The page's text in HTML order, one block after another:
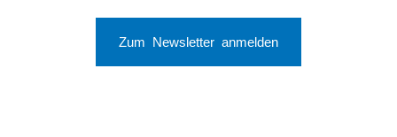
Zum Newsletter anmelden